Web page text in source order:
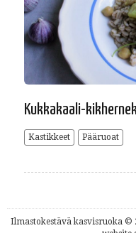
Kukkakaali-
Kastikkeet Pääruoat
Ilmastokestävä kasvisruoka ©